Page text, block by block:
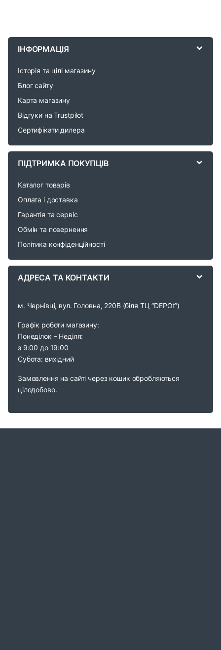
C
ІНФОРМАЦІЯ
Історія та цілі магазину
Блог сайту
Карта магазину
Відгуки на Trustpilot
Сертифікати дилера
ПІДТРИМКА ПОКУПЦІВ
Каталог товарів
Оплата і доставка
Гарантія та сервіс
Обмін та повернення
Політика конфіденційності
АДРЕСА ТА КОНТАКТИ
м. Чернівці, вул. Головна, 220В (біля ТЦ “DEPOt”)
Графік роботи магазину:
Понеділок – Неділя:
з 9:00 до 19:00
Субота: вихідний
Замовлення на сайті через кошик обробляються
цілодобово.